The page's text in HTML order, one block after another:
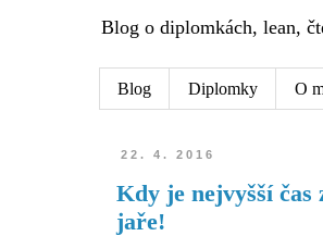
Blog o diplomkách, lean,
Blog Diplomky O
22. 4. 2016
Kdy je nejvyšší čas
jaře!